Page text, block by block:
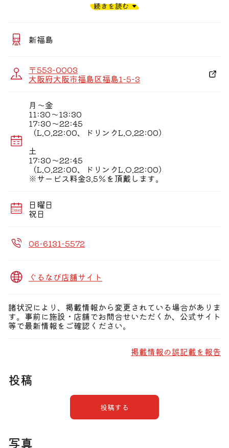
偏愛スポット
◆個室を完備しております。デートや接待/会席など各種
で可能！
（お料理の作るところがライブで楽しめますよ）カウンタ
◆気さくな店主と何気ない会話は、我が家のような雰囲気
◆店主がお気に入りの地酒・焼酎・梅酒
お料理を楽しんで頂きたいので美味しいお酒やお料理に
合うお酒選びをしています♪
◆〜『心(こころ)』お料理で味わう四季〜
魚介を中心に、和牛、鶏、野菜などその時々の美味しい
ものをご提供♪
味わい方はお客様次第。たっぷり旬の味覚を楽しめま
日本酒とお魚の美味しさを堪能してください。。。
続きを読む
新福島
〒553-0003
大阪府大阪市福島区福島1-5-3
月〜金
11:30〜13:30
17:30〜22:45
（L.O.22:00、ドリンクL.O.22:00）
土
17:30〜22:45
（L.O.22:00、ドリンクL.O.22:00）
※サービス料金3.5％を頂戴します。
日曜日
祝日
06-6131-5572
ぐるなび店舗サイト
諸状況により、掲載情報から変更されている場合がありま
す。事前に施設・店舗でお問合せいただくか、公式サイト
等で最新情報をご確認ください。
掲載情報の誤記載を報告
投稿
投稿する
写真